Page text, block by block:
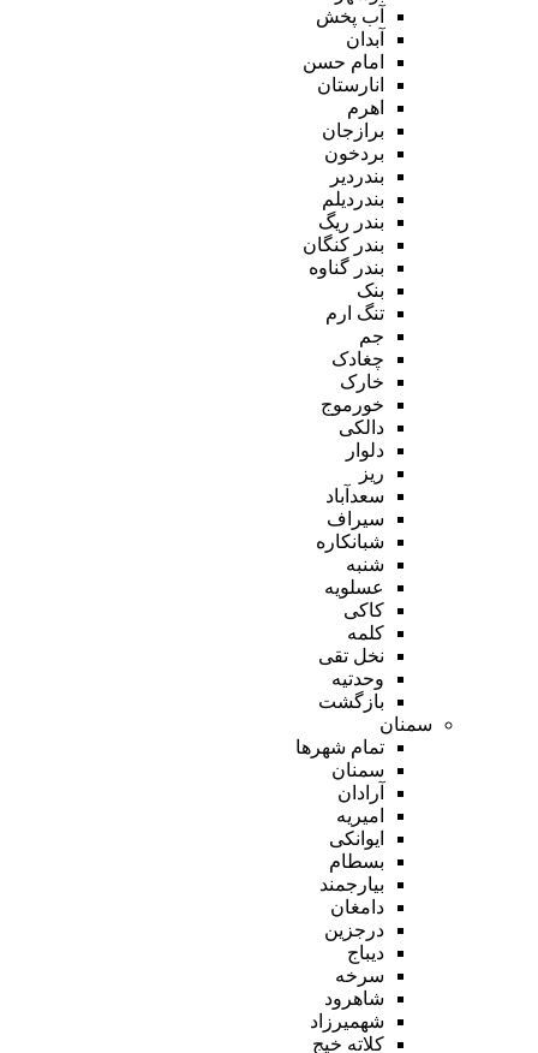
آب پخش
آبدان
امام حسن
انارستان
اهرم
برازجان
بردخون
بندردیر
بندردیلم
بندر ریگ
بندر کنگان
بندر گناوه
بنک
تنگ ارم
جم
چغادک
خارک
خورموج
دالکی
دلوار
ریز
سعدآباد
سیراف
شبانکاره
شنبه
عسلویه
کاکی
کلمه
نخل تقی
وحدتیه
بازگشت
سمنان
تمام شهر‌ها
سمنان
آرادان
امیریه
ایوانکی
بسطام
بیارجمند
دامغان
درجزین
دیباج
سرخه
شاهرود
شهمیرزاد
کلاته خیج